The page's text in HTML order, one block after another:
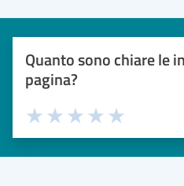
Quanto sono chiare le
pagina?
Valuta 5
Valuta 4 stelle su
Valuta 3 stelle su 5
Valuta 2 stelle su 5
Valuta 1 stelle su 5